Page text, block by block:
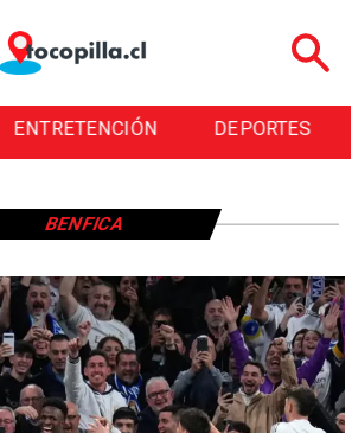
ENTRETENCIÓN DEPORTES
BENFICA